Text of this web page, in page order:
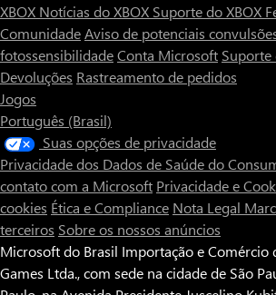
XBOX Notícias do XBOX Suporte do XBOX
ComunidadeAviso de potenciais
fotossensibilidadeConta Microsoft
Devoluções Rastreamento de pedidos
Jogos
Português (Brasil)
Suas opções de privacidade
Privacidade dos Dados de Saúde do
contato com a Microsoft Privacidade e
cookies Ética e Compliance Nota Legal
terceiros Sobre os nossos anúncios
Microsoft do Brasil Importação e Comércio
Games Ltda., com sede na cidade de São